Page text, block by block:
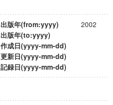
出版年(from:yyyy)
2002
出版年(to:yyyy)
作成日(yyyy-mm-dd)
更新日(yyyy-mm-dd)
記録日(yyyy-mm-dd)